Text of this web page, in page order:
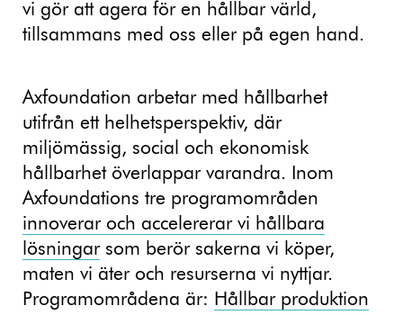
vi gör att agera för en hållbar värld,
tillsammans med oss eller på egen hand.
Axfoundation arbetar med hållbarhet
utifrån ett helhetsperspektiv, där
miljömässig, social och ekonomisk
hållbarhet överlappar varandra. Inom
Axfoundations tre programområden
innoverar och accelererar vi hållbara
lösningarsom berör sakerna vi köper,
maten vi äter och resurserna vi nyttjar.
Programområdena är: Hållbar produktion